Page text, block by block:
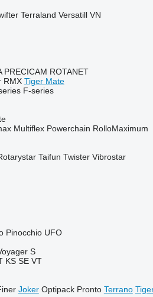
Terraland Versatill VN
PRECICAM ROTANET
RMX Tiger Mate
F-series
Multiflex Powerchain RolloMaximum
Taifun Twister Vibrostar
Pinocchio UFO
S
KS SE VT
Joker Optipack Pronto Terrano